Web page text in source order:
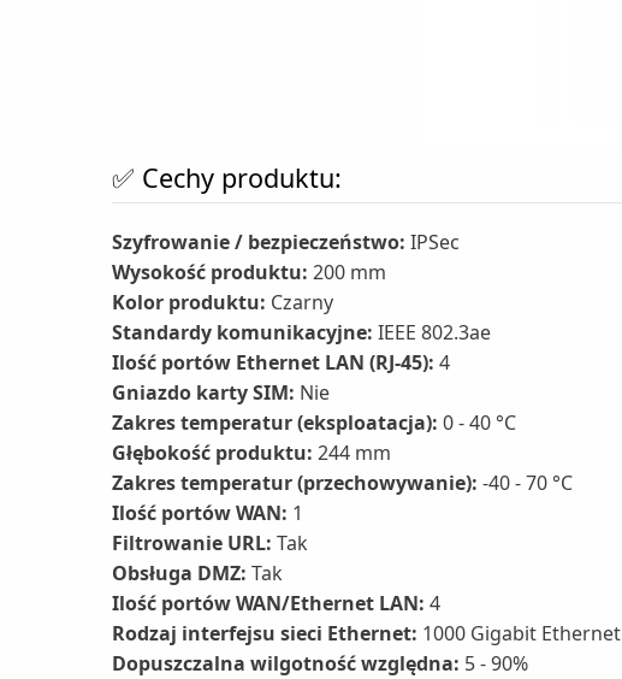
✅ Cechy produktu:
Szyfrowanie / bezpieczeństwo: IPSec
Wysokość produktu: 200 mm
Kolor produktu: Czarny
Standardy komunikacyjne: IEEE 802.3ae
Ilość portów Ethernet LAN (RJ-45): 4
Gniazdo karty SIM: Nie
Zakres temperatur (eksploatacja): 0 - 40 °C
Głębokość produktu: 244 mm
Zakres temperatur (przechowywanie): -40 - 70 °C
Ilość portów WAN: 1
Filtrowanie URL: Tak
Obsługa DMZ: Tak
Ilość portów WAN/Ethernet LAN: 4
Rodzaj interfejsu sieci Ethernet: 1000 Gigabit Ethernet
Dopuszczalna wilgotność względna: 5 - 90%